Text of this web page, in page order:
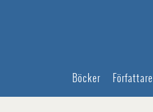
Böcker Författare